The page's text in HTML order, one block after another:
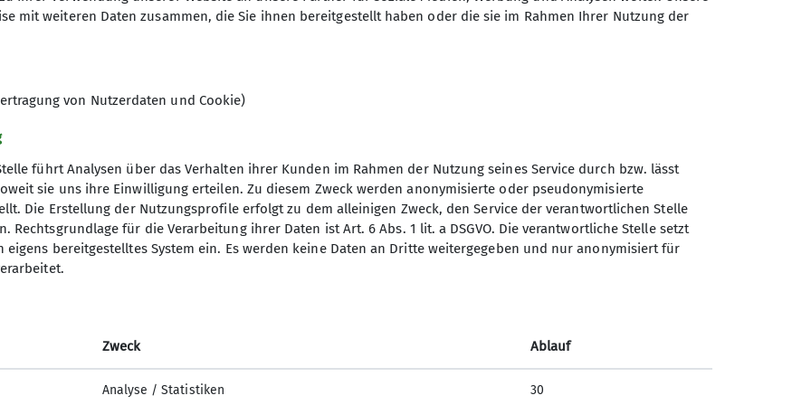
an der Seite. Wir wachsen gemeinsam über uns hinaus, entdecken die Freude
und feiern echte Erfolgserlebnisse.
gegenseitige Unterstützung und eine Atmosphäre, in der alle voneinander lernen
Denn: Jede*r bringt etwas mit, das die Gruppe bereichert.
gerne vorbeischauen und die Gruppe unverbindlich kennenlernen!
zwei Altersgruppen und trainiert zu unterschiedlichen Zeiten.
Rhythmus
Kletterstandorten (Basecamp Andernach & Kletterhalle des Seraphischen
Uhr
ist notwendig, bitte nutzt dafür das Anfrageformular.
DAV
Sektion Koblenz des
Deutschen Alpenvereins e.V.
Kolonnenweg 7
mit weiteren Daten zusammen, die Sie ihnen bereitgestellt haben oder die sie im Rahmen Ihrer Nutzung der
von Nutzerdaten und Cookie)
führt Analysen über das Verhalten ihrer Kunden im Rahmen der Nutzung seines Service durch bzw. lässt
sie uns ihre Einwilligung erteilen. Zu diesem Zweck werden anonymisierte oder pseudonymisierte
Die Erstellung der Nutzungsprofile erfolgt zu dem alleinigen Zweck, den Service der verantwortlichen Stelle
Rechtsgrundlage für die Verarbeitung ihrer Daten ist Art. 6 Abs. 1 lit. a DSGVO. Die verantwortliche Stelle setzt
eigens bereitgestelltes System ein. Es werden keine Daten an Dritte weitergegeben und nur anonymisiert für
Zweck Ablauf
Analyse / Statistiken 30